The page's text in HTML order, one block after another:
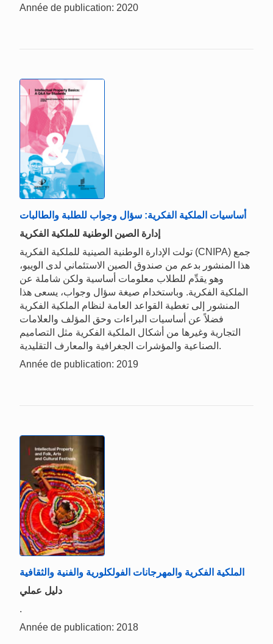
Année de publication: 2020
أساسيات الملكية الفكرية: سؤال وجواب للطلبة والطالبات
إدارة الصين الوطنية للملكية الفكرية
تولت الإدارة الوطنية الصينية للملكية الفكرية (CNIPA) جمع
هذا المنشور بدعم من صندوق الصين الاستئماني لدى الويبو،
وهو يقدِّم للطلاب معلومات أساسية ولكن شاملة عن
الملكية الفكرية. وباستخدام صيغة سؤال وجواب، يسعى هذا
المنشور إلى تغطية القواعد العامة لنظام الملكية الفكرية
فضلاً عن أساسيات البراءات وحق المؤلف والعلامات
التجارية وغيرها من أشكال الملكية الفكرية مثل التصاميم
الصناعية والمؤشرات الجغرافية والمعارف التقليدية.
Année de publication: 2019
الملكية الفكرية والمهرجانات الفولكلورية والفنية والثقافية
دليل عملي
.
Année de publication: 2018